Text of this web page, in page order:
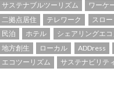
サステナブルツーリズム ワーケ
二拠点居住
テレワーク スロ
民泊
ホテル シェアリングエ
地方創生
ローカル ADDress
エコツーリズム
サステナビリテ